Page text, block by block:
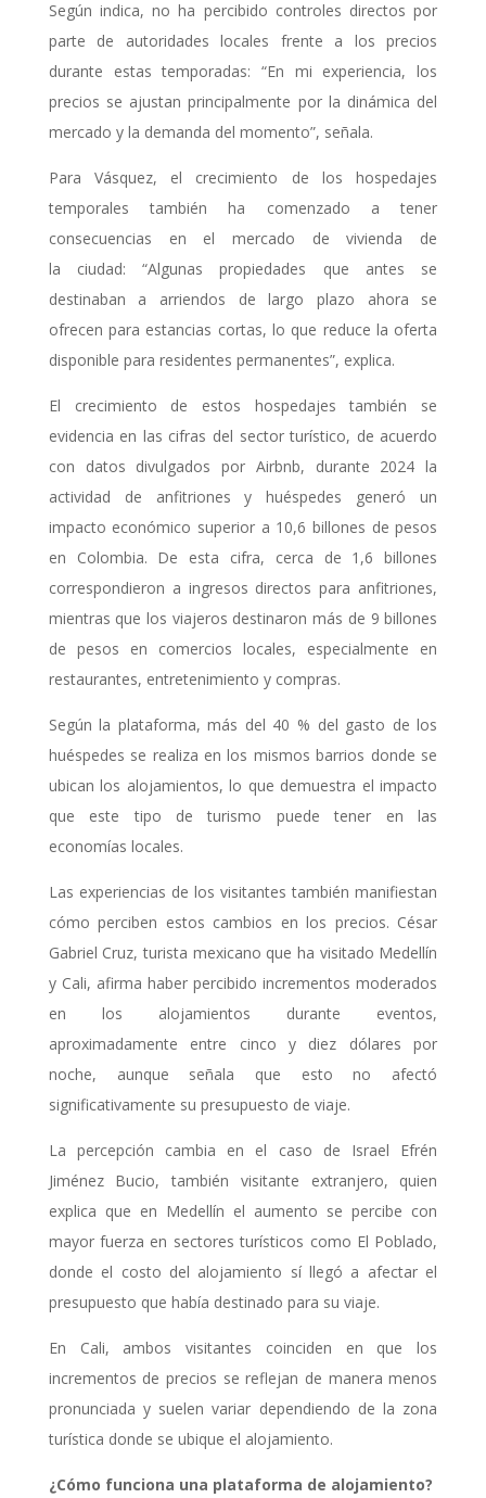
Según indica, no ha percibido controles directos por
parte de autoridades locales frente a los precios
durante estas temporadas: “En mi experiencia, los
precios se ajustan principalmente por la dinámica del
mercado y la demanda del momento”, señala.
Para Vásquez, el crecimiento de los hospedajes
temporales también ha comenzado a tener
consecuencias en el mercado de vivienda de
la ciudad: “Algunas propiedades que antes se
destinaban a arriendos de largo plazo ahora se
ofrecen para estancias cortas, lo que reduce la oferta
disponible para residentes permanentes”, explica.
El crecimiento de estos hospedajes también se
evidencia en las cifras del sector turístico, de acuerdo
con datos divulgados por Airbnb, durante 2024 la
actividad de anfitriones y huéspedes generó un
impacto económico superior a 10,6 billones de pesos
en Colombia. De esta cifra, cerca de 1,6 billones
correspondieron a ingresos directos para anfitriones,
mientras que los viajeros destinaron más de 9 billones
de pesos en comercios locales, especialmente en
restaurantes, entretenimiento y compras.
Según la plataforma, más del 40 % del gasto de los
huéspedes se realiza en los mismos barrios donde se
ubican los alojamientos, lo que demuestra el impacto
que este tipo de turismo puede tener en las
economías locales.
Las experiencias de los visitantes también manifiestan
cómo perciben estos cambios en los precios. César
Gabriel Cruz, turista mexicano que ha visitado Medellín
y Cali, afirma haber percibido incrementos moderados
en los alojamientos durante eventos,
aproximadamente entre cinco y diez dólares por
noche, aunque señala que esto no afectó
significativamente su presupuesto de viaje.
La percepción cambia en el caso de Israel Efrén
Jiménez Bucio, también visitante extranjero, quien
explica que en Medellín el aumento se percibe con
mayor fuerza en sectores turísticos como El Poblado,
donde el costo del alojamiento sí llegó a afectar el
presupuesto que había destinado para su viaje.
En Cali, ambos visitantes coinciden en que los
incrementos de precios se reflejan de manera menos
pronunciada y suelen variar dependiendo de la zona
turística donde se ubique el alojamiento.
¿Cómo funciona una plataforma de alojamiento?